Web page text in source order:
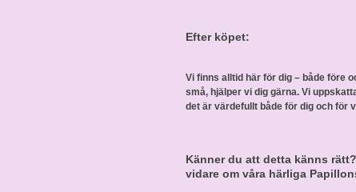
Efter köpet:
Vi finns alltid här för dig – både före
små, hjälper vi dig gärna. Vi
det är värdefullt både för dig och för
Känner du att detta känns
vidare om våra härliga